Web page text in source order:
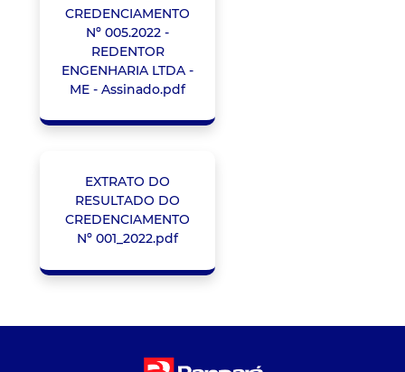
CREDENCIAMENTO
Nº 005.2022 -
REDENTOR
ENGENHARIA LTDA -
ME - Assinado.pdf
EXTRATO DO
RESULTADO DO
CREDENCIAMENTO
Nº 001_2022.pdf